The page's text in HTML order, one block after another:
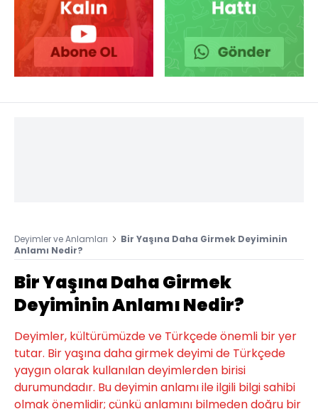
Deyimler ve Anlamları
Bir Yaşına Daha Girmek Deyiminin
Anlamı Nedir?
Bir Yaşına Daha Girmek
Deyiminin Anlamı Nedir?
Deyimler, kültürümüzde ve Türkçede önemli bir yer
tutar. Bir yaşına daha girmek deyimi de Türkçede
yaygın olarak kullanılan deyimlerden birisi
durumundadır. Bu deyimin anlamı ile ilgili bilgi sahibi
olmak önemlidir; çünkü anlamını bilmeden doğru bir